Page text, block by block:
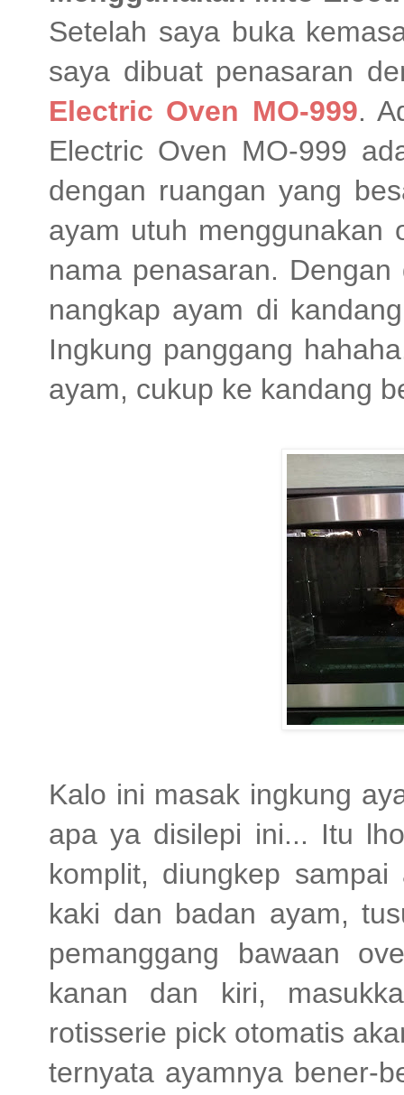
Setelah saya buka
saya dibuat penasaran
Electric Oven MO-999.
Electric Oven MO-999
dengan ruangan yang
ayam utuh menggunakan
nama penasaran.
nangkap ayam di
Ingkung panggang
ayam, cukup ke kandang
Kalo ini masak ingkung
apa ya disilepi ini... Itu
komplit, diungkep
kaki dan badan ayam,
pemanggang bawaan
kanan dan kiri,
rotisserie pick otomatis
ternyata ayamnya bener-